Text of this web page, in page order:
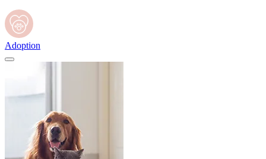
Adoption